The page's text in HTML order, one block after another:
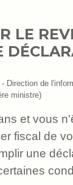
LE
Direction de
ministre)
et vous
fiscal de
une